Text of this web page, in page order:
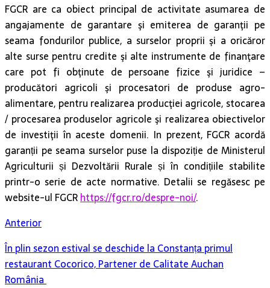
FGCR are ca obiect principal de activitate asumarea de
angajamente de garantare şi emiterea de garanţii pe
seama fondurilor publice, a surselor proprii şi a oricăror
alte surse pentru credite şi alte instrumente de finanţare
care pot fi obţinute de persoane fizice şi juridice –
producători agricoli şi procesatori de produse agro-
alimentare, pentru realizarea producţiei agricole, stocarea
/ procesarea produselor agricole şi realizarea obiectivelor
de investiţii în aceste domenii. In prezent, FGCR acordă
garanții pe seama surselor puse la dispoziție de Ministerul
Agriculturii și Dezvoltării Rurale și în condițiile stabilite
printr-o serie de acte normative. Detalii se regăsesc pe
website-ul FGCRhttps://fgcr.ro/despre-noi/.
Anterior
În plin sezon estival se deschide la Constanța primul
restaurant Cocorico, Partener de Calitate Auchan
România